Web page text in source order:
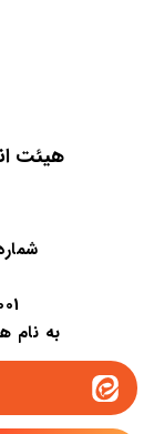
هیئت
به نام